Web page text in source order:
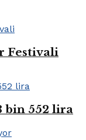
Festivali
bin 552 lira